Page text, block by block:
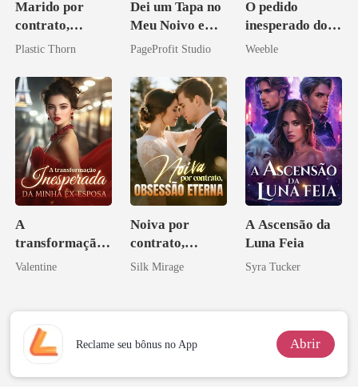
Marido por
contrato,
amante de
Plastic Thorn
Dei um Tapa no
Meu Noivo e
Casei com o
Inimigo Dele
PageProfit Studio
O pedido
inesperado do
meu chefe
Weeble
A
transformação
inesperada da
Valentine
Noiva por
contrato,
obsessão eterna
Silk Mirage
A Ascensão da
Luna Feia
Syra Tucker
Reclame seu bônus no App Abrir